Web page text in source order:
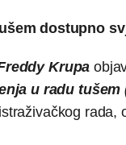
dostupno
Krupa
u radu tušem